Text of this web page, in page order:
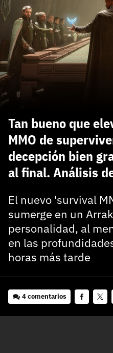
Tan bueno que
MMO de
decepción bien
al final. Análisis
El nuevo 'survival
sumerge en un
personalidad, al
en las
horas más tarde
4 comentarios
El inicio de
de 3DJuegos:
Recupera tu
carácter inicial),
o caracteres
He leído y
de
Registrarse